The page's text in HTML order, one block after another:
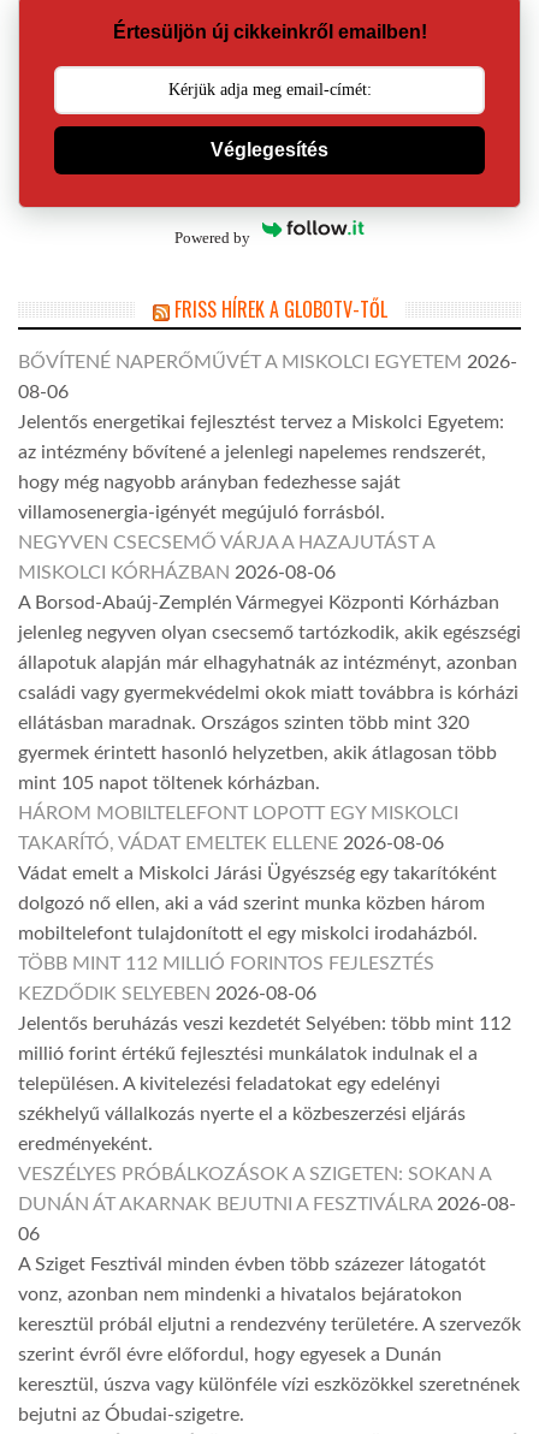
Értesüljön új cikkeinkről emailben!
Véglegesítés
Powered by
FRISS HÍREK A GLOBOTV-TŐL
BŐVÍTENÉ NAPERŐMŰVÉT A MISKOLCI EGYETEM 2026-
08-06
Jelentős energetikai fejlesztést tervez a Miskolci Egyetem:
az intézmény bővítené a jelenlegi napelemes rendszerét,
hogy még nagyobb arányban fedezhesse saját
villamosenergia-igényét megújuló forrásból.
NEGYVEN CSECSEMŐ VÁRJA A HAZAJUTÁST A
MISKOLCI KÓRHÁZBAN 2026-08-06
A Borsod-Abaúj-Zemplén Vármegyei Központi Kórházban
jelenleg negyven olyan csecsemő tartózkodik, akik egészségi
állapotuk alapján már elhagyhatnák az intézményt, azonban
családi vagy gyermekvédelmi okok miatt továbbra is kórházi
ellátásban maradnak. Országos szinten több mint 320
gyermek érintett hasonló helyzetben, akik átlagosan több
mint 105 napot töltenek kórházban.
HÁROM MOBILTELEFONT LOPOTT EGY MISKOLCI
TAKARÍTÓ, VÁDAT EMELTEK ELLENE 2026-08-06
Vádat emelt a Miskolci Járási Ügyészség egy takarítóként
dolgozó nő ellen, aki a vád szerint munka közben három
mobiltelefont tulajdonított el egy miskolci irodaházból.
TÖBB MINT 112 MILLIÓ FORINTOS FEJLESZTÉS
KEZDŐDIK SELYEBEN 2026-08-06
Jelentős beruházás veszi kezdetét Selyében: több mint 112
millió forint értékű fejlesztési munkálatok indulnak el a
településen. A kivitelezési feladatokat egy edelényi
székhelyű vállalkozás nyerte el a közbeszerzési eljárás
eredményeként.
VESZÉLYES PRÓBÁLKOZÁSOK A SZIGETEN: SOKAN A
DUNÁN ÁT AKARNAK BEJUTNI A FESZTIVÁLRA 2026-08-
06
A Sziget Fesztivál minden évben több százezer látogatót
vonz, azonban nem mindenki a hivatalos bejáratokon
keresztül próbál eljutni a rendezvény területére. A szervezők
szerint évről évre előfordul, hogy egyesek a Dunán
keresztül, úszva vagy különféle vízi eszközökkel szeretnének
bejutni az Óbudai-szigetre.